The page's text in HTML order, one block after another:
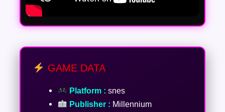
GAME DATA
Platform : snes
Publisher : Millennium